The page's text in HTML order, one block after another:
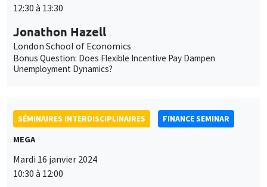
12:30 à 13:30
Jonathon Hazell
London School of Economics
Bonus Question: Does Flexible Incentive Pay Dampen
Unemployment Dynamics?
SÉMINAIRES INTERDISCIPLINAIRES
FINANCE SEMINAR
MEGA
Mardi 16 janvier 2024
10:30 à 12:00